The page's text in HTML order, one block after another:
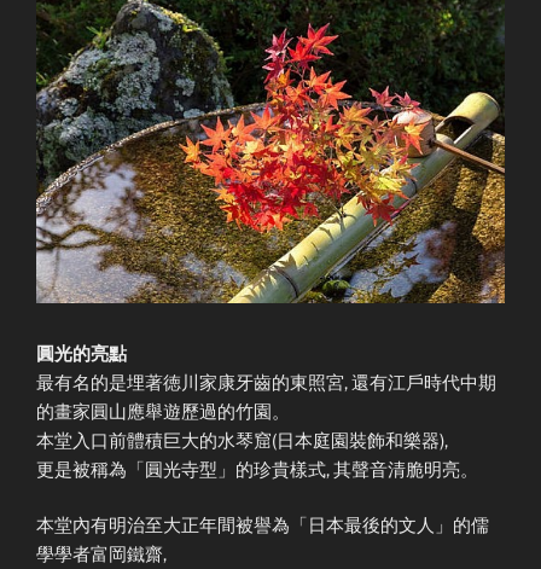
圓光的亮點
最有名的是埋著徳川家康牙齒的東照宮, 還有江戶時代中期
的畫家圓山應舉遊歷過的竹園。
本堂入口前體積巨大的水琴窟(日本庭園裝飾和樂器),
更是被稱為「圓光寺型」的珍貴樣式, 其聲音清脆明亮。
本堂內有明治至大正年間被譽為「日本最後的文人」的儒
學學者富岡鐵齋,